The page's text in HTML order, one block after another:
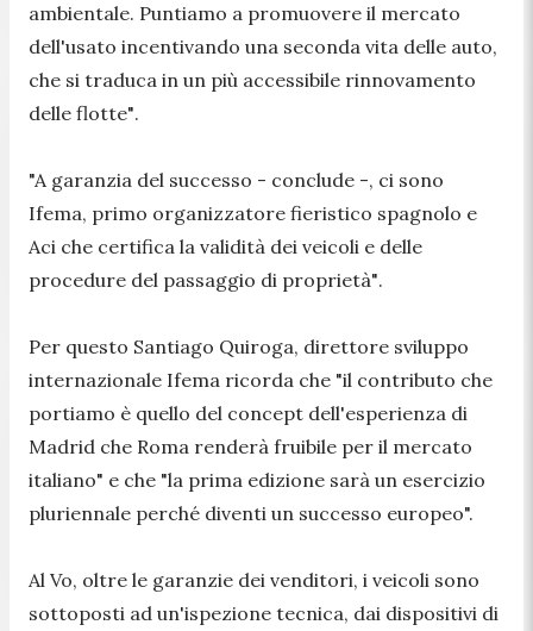
ambientale. Puntiamo a promuovere il mercato
dell'usato incentivando una seconda vita delle auto,
che si traduca in un più accessibile rinnovamento
delle flotte".
"A garanzia del successo - conclude -, ci sono
Ifema, primo organizzatore fieristico spagnolo e
Aci che certifica la validità dei veicoli e delle
procedure del passaggio di proprietà".
Per questo Santiago Quiroga, direttore sviluppo
internazionale Ifema ricorda che "il contributo che
portiamo è quello del concept dell'esperienza di
Madrid che Roma renderà fruibile per il mercato
italiano" e che "la prima edizione sarà un esercizio
pluriennale perché diventi un successo europeo".
Al Vo, oltre le garanzie dei venditori, i veicoli sono
sottoposti ad un'ispezione tecnica, dai dispositivi di